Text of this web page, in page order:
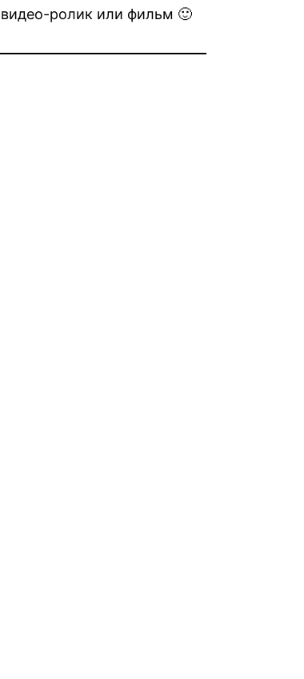
ролик или фильм 🙂